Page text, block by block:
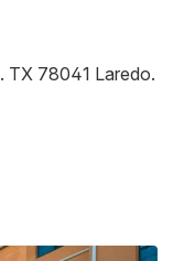
. TX 78041 Laredo.